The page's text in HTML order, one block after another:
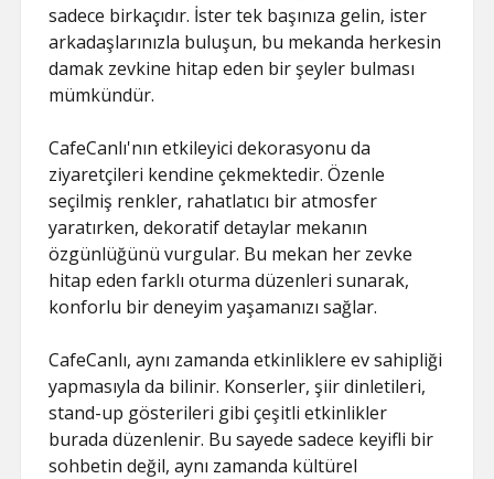
sadece birkaçıdır. İster tek başınıza gelin, ister
arkadaşlarınızla buluşun, bu mekanda herkesin
damak zevkine hitap eden bir şeyler bulması
mümkündür.
CafeCanlı'nın etkileyici dekorasyonu da
ziyaretçileri kendine çekmektedir. Özenle
seçilmiş renkler, rahatlatıcı bir atmosfer
yaratırken, dekoratif detaylar mekanın
özgünlüğünü vurgular. Bu mekan her zevke
hitap eden farklı oturma düzenleri sunarak,
konforlu bir deneyim yaşamanızı sağlar.
CafeCanlı, aynı zamanda etkinliklere ev sahipliği
yapmasıyla da bilinir. Konserler, şiir dinletileri,
stand-up gösterileri gibi çeşitli etkinlikler
burada düzenlenir. Bu sayede sadece keyifli bir
sohbetin değil, aynı zamanda kültürel